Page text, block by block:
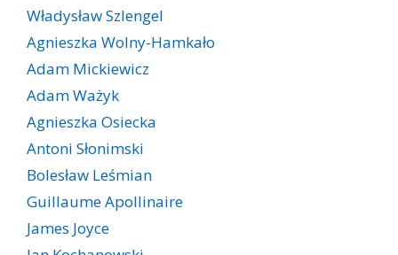
Władysław Szlengel
Agnieszka Wolny-Hamkało
Adam Mickiewicz
Adam Ważyk
Agnieszka Osiecka
Antoni Słonimski
Bolesław Leśmian
Guillaume Apollinaire
James Joyce